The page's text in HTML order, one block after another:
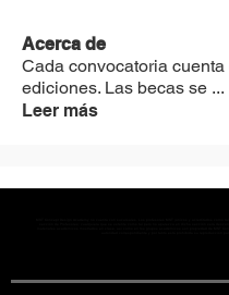
Acerca de
Cada convocatoria
ediciones. Las becas se ...
Leer más